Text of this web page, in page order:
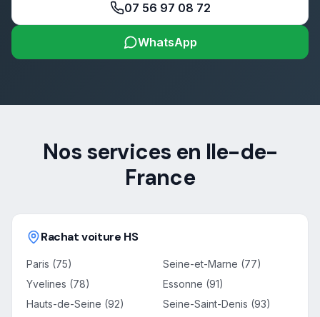
07 56 97 08 72
WhatsApp
Nos services en Ile-de-
France
Rachat voiture HS
Paris (75)
Seine-et-Marne (77)
Yvelines (78)
Essonne (91)
Hauts-de-Seine (92)
Seine-Saint-Denis (93)